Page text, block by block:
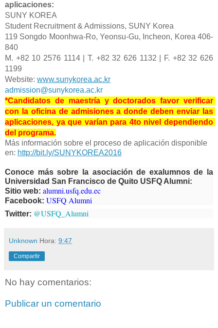
aplicaciones:
SUNY KOREA
Student Recruitment & Admissions, SUNY Korea
119 Songdo Moonhwa-Ro, Yeonsu-Gu, Incheon, Korea 406-
840
M. +82 10 2576 1114 | T. +82 32 626 1132 | F. +82 32 626
1199
Website: www.sunykorea.ac.kr
admission@sunykorea.ac.kr
*Candidatos de maestría y doctorados favor verificar
con la oficina de admisiones a donde deben enviar las
aplicaciones, ya que varían para 4to nivel dependiendo
del programa.
Más información sobre el proceso de aplicación disponible
en: http://bit.ly/SUNYKOREA2016
Conoce más sobre la asociación de exalumnos de la
Universidad San Francisco de Quito USFQ Alumni:
Sitio web: alumni.usfq.edu.ec
Facebook: USFQ Alumni
Twitter: @USFQ_Alumni
Unknown Hora: 9:47
Compartir
No hay comentarios:
Publicar un comentario